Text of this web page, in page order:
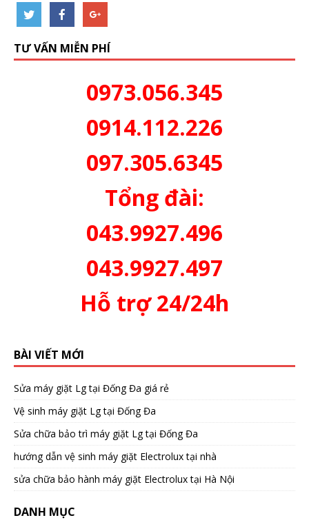
TƯ VẤN MIỄN PHÍ
0973.056.345
0914.112.226
097.305.6345
Tổng đài:
043.9927.496
043.9927.497
Hỗ trợ 24/24h
BÀI VIẾT MỚI
Sửa máy giặt Lg tại Đống Đa giá rẻ
Vệ sinh máy giặt Lg tại Đống Đa
Sửa chữa bảo trì máy giặt Lg tại Đống Đa
hướng dẫn vệ sinh máy giặt Electrolux tại nhà
sửa chữa bảo hành máy giặt Electrolux tại Hà Nội
DANH MỤC